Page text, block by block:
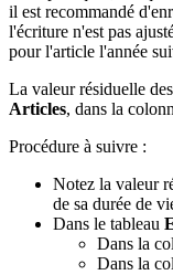
il est recommandé
l'écriture n'est pas
pour l'article l'année
La valeur résiduelle
Articles, dans la
Procédure à suivre :
Notez la valeur
de sa durée de
Dans le tableau
Dans la
Dans la